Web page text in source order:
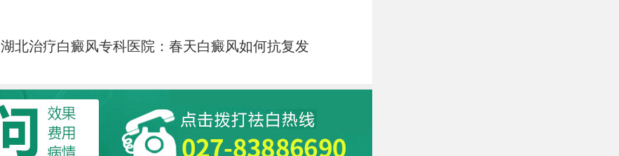
湖北治疗白癜风专科医院：春天白癜风如何抗复发